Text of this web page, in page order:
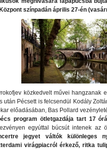
színpadán április 27-én
közkedvelt művei hangzanak
után Pécsett is felcsendül Kodály
előadásában, Bas Pollard
program ötletgazdája tart 17
egyúttal búcsút intenek az
jegyet váltók különleges
virágpiacról érkező, ritka